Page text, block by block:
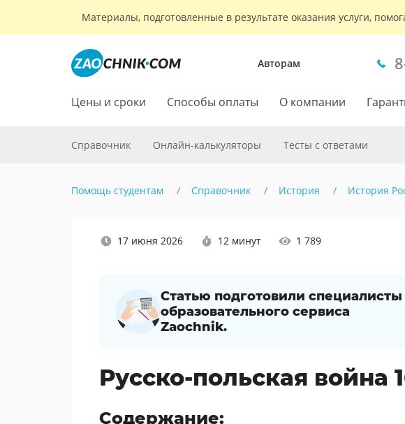
Материалы, подготовленные в результате оказания услуги,
Авторам
Цены и сроки Способы оплаты О компании
Справочник Онлайн-калькуляторы Тесты с ответами
Помощь студентам Справочник История История
17 июня 2026 12 минут 1 789
Статью подготовили специалисты
образовательного сервиса
Zaochnik.
Русско-польская война
Содержание: